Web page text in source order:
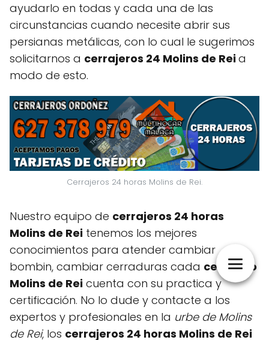
ayudarlo en todas y cada una de las
circunstancias cuando necesite abrir sus
persianas metálicas, con lo cual le sugerimos
solicitarnos a cerrajeros 24 Molins de Reia
modo de esto.
Cerrajeros 24 horas Molins de Rei.
Nuestro equipo de cerrajeros 24 horas
Molins de Rei tenemos los mejores
conocimientos para atender cambiar
bombin, cambiar cerraduras cada cerrajero
Molins de Rei cuenta con su practica y
certificación. No lo dude y contacte a los
expertos y profesionales en la urbe de Molins
de Rei, los cerrajeros 24 horas Molins de Rei